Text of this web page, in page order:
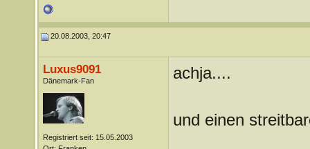
20.08.2003, 20:47
Luxus9091
Dänemark-Fan
Registriert seit: 15.05.2003
achja....
und einen